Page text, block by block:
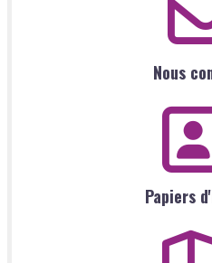
Nous
Papiers